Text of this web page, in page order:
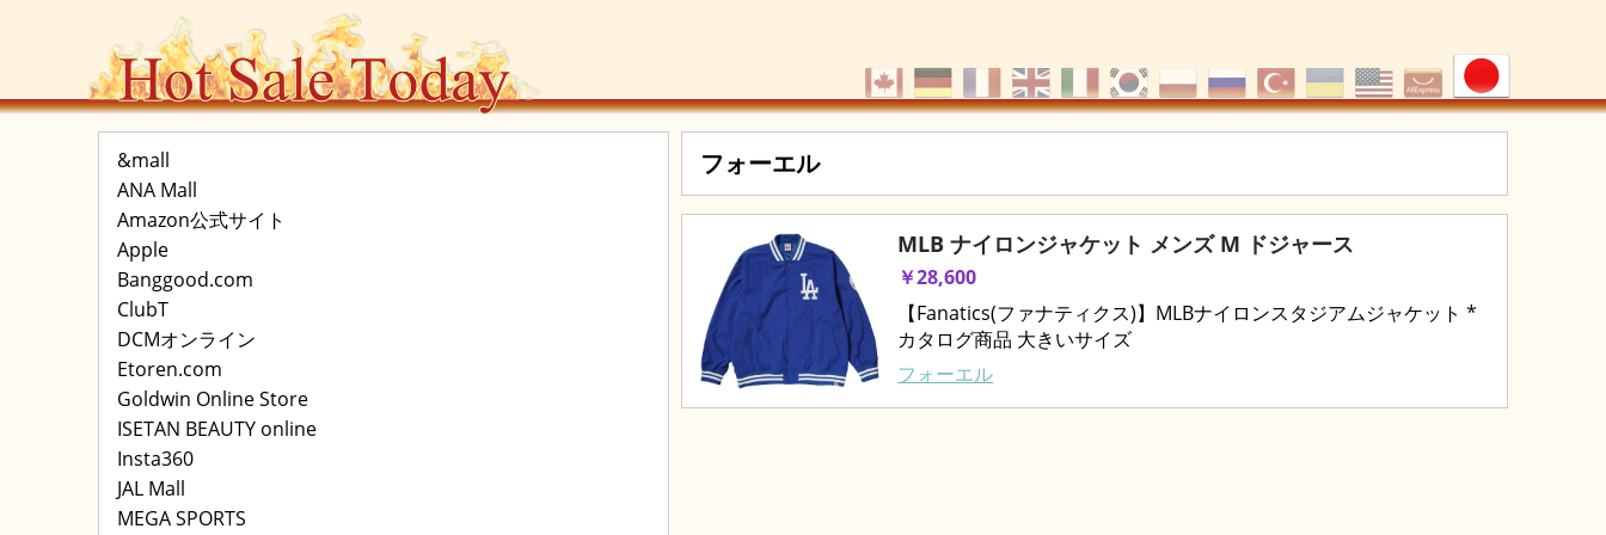
&mall
ANA Mall
Amazon公式サイト
Apple
Banggood.com
ClubT
DCMオンライン
Etoren.com
Goldwin Online Store
ISETAN BEAUTY online
Insta360
JAL Mall
MEGA SPORTS
フォーエル
MLB ナイロンジャケット メンズ M ドジャース
￥28,600
【Fanatics(ファナティクス)】MLBナイロンスタジアムジャケット *
カタログ商品 大きいサイズ
フォーエル